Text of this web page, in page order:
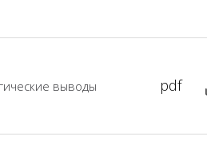
выводы pdf